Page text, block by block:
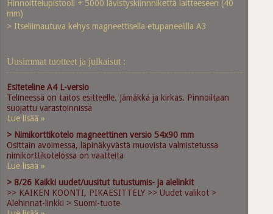
Hinnoittelupistooli + 5000 lävistyskiinnnikettä laitteeseen (40
mm)
> Itseliimautuva kehys magneettisella etupaneelilla A3
Uusimmat tuotteet ja julkaisut :
Esiteteline A4 L-versio
Telineessä on taitos esitteelle. Jämäkkä ja kirkas. Pinnoiltaan
suojattu varastoinnissa
Lue lisää »
> Nimikorttikotelo magneettinen versio 54x90 mm
Osittain avoimessa, läpinäkyvästä muovista valmistetussa
nimikorttikotelossa on vaatteita
Lue lisää »
> 8/26 Kaikki uudet/uusitut tutustumis- ja alelinkit
>> KAIKEN KOONTI, PIKAESITTELY >> Uudet valikot >
Alehinnat-linkki > Suomi-tuote